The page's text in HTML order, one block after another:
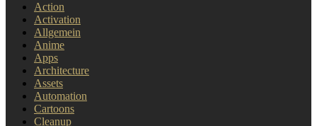
Action
Activation
Allgemein
Anime
Apps
Architecture
Assets
Automation
Cartoons
Cleanup